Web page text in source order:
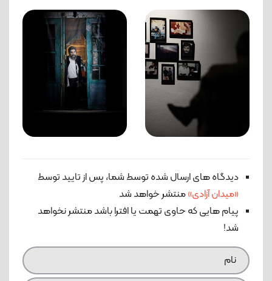
دیدگاه های ارسال شده توسط شما، پس از تایید توسط
«میدان آزادی»منتشر خواهد شد
پیام هایی که حاوی تهمت یا افترا باشد منتشر نخواهد
شد!